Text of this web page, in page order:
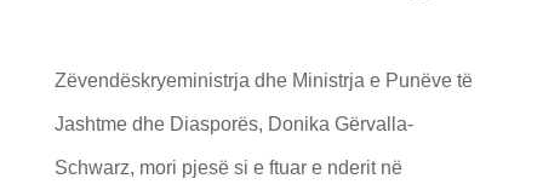
Zëvendëskryeministrja dhe Ministrja e Punëve të
Jashtme dhe Diasporës, Donika Gërvalla-
Schwarz, mori pjesë si e ftuar e nderit në